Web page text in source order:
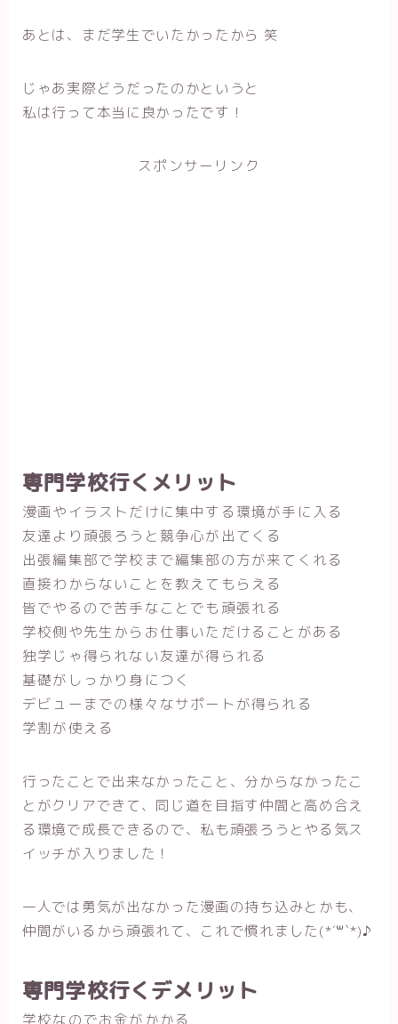
あとは、まだ学生でいたかったから 笑
じゃあ実際どうだったのかというと
私は行って本当に良かったです！
スポンサーリンク
専門学校行くメリット
漫画やイラストだけに集中する環境が手に入る
友達より頑張ろうと競争心が出てくる
出張編集部で学校まで編集部の方が来てくれる
直接わからないことを教えてもらえる
皆でやるので苦手なことでも頑張れる
学校側や先生からお仕事いただけることがある
独学じゃ得られない友達が得られる
基礎がしっかり身につく
デビューまでの様々なサポートが得られる
学割が使える
行ったことで出来なかったこと、分からなかったこ
とがクリアできて、同じ道を目指す仲間と高め合え
る環境で成長できるので、私も頑張ろうとやる気ス
イッチが入りました！
一人では勇気が出なかった漫画の持ち込みとかも、
仲間がいるから頑張れて、これで慣れました(*´꒳`*)♪
専門学校行くデメリット
学校なのでお金がかかる